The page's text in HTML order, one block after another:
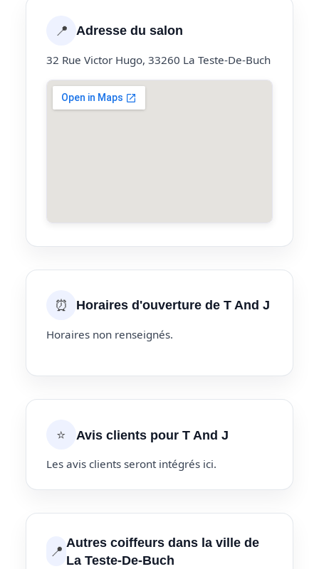
📍 Adresse du salon
32 Rue Victor Hugo, 33260 La Teste-De-Buch
⏰ Horaires d'ouverture de T And J
Horaires non renseignés.
⭐ Avis clients pour T And J
Les avis clients seront intégrés ici.
📍 Autres coiffeurs dans la ville de
La Teste-De-Buch